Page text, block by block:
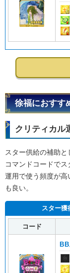
徐福におすす
クリティカル
スター供給の補助
コマンドコードで
運用で使う頻度が
も良い。
スター獲
コード